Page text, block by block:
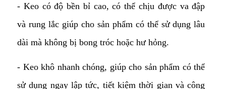
- Keo có độ bền bỉ cao, có thể chịu được va đập
và rung lắc giúp cho sản phẩm có thể sử dụng lâu
dài mà không bị bong tróc hoặc hư hỏng.
- Keo khô nhanh chóng, giúp cho sản phẩm có thể
sử dụng ngay lập tức, tiết kiệm thời gian và công